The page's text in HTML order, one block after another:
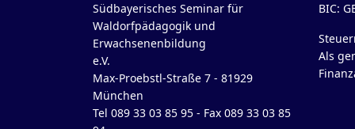
Südbayerisches Seminar für
Waldorfpädagogik und
Erwachsenenbildung
e.V.
Max-Proebstl-Straße 7 - 81929
München
Tel 089 33 03 85 95 - Fax 089 33 03 85
BIC:
Als